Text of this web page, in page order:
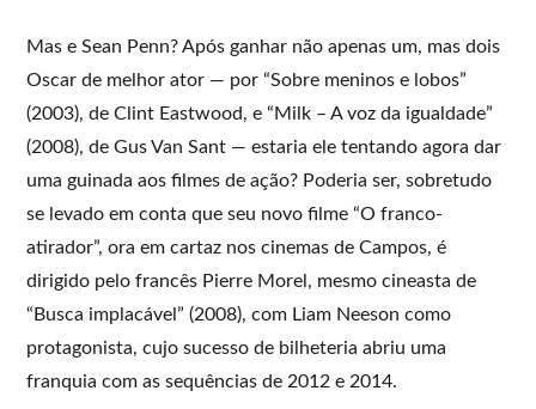
Mas e Sean Penn? Após ganhar não apenas um, mas dois
Oscar de melhor ator — por “Sobre meninos e lobos”
(2003), de Clint Eastwood, e “Milk – A voz da igualdade”
(2008), de Gus Van Sant — estaria ele tentando agora dar
uma guinada aos filmes de ação? Poderia ser, sobretudo
se levado em conta que seu novo filme “O franco-
atirador”, ora em cartaz nos cinemas de Campos, é
dirigido pelo francês Pierre Morel, mesmo cineasta de
“Busca implacável” (2008), com Liam Neeson como
protagonista, cujo sucesso de bilheteria abriu uma
franquia com as sequências de 2012 e 2014.